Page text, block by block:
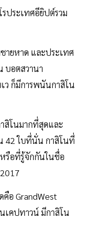
ประเทศอียิปต์รวม
ายหาด และประเทศ
บอตสวานา
ว ก็มีการพนันกาสิโน
สิโนมากที่สุดและ
42 ใบที่นั่น กาสิโนที่
รือที่รู้จักกันในชื่อ
อ GrandWest
เคปทาวน์ มีกาสิโน